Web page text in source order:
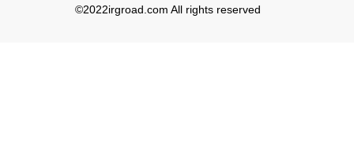
©2022irgroad.com All rights reserved